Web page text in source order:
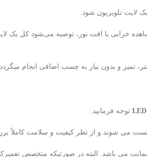
و بدون نیاز به چسب اضافی انجام میگردد.
توجه فرمایید.
می شوند.و از نظر کیفیت و سلامت کاملاً